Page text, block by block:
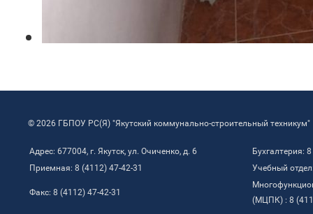
© 2026 ГБПОУ РС(Я) "Якутский коммунально-строительный техникум"
Адрес: 677004, г. Якутск, ул. Очиченко, д. 6
Бухгалтерия:
Приемная: 8 (4112) 47-42-31
Учебный
Факс: 8 (4112) 47-42-31
(МЦПК) : 8